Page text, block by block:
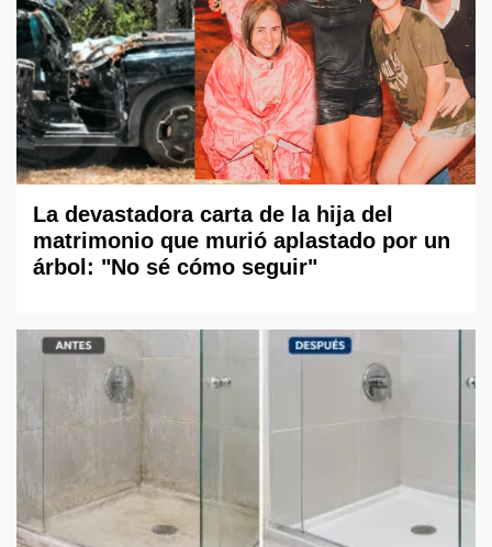
La devastadora carta de la hija del
matrimonio que murió aplastado por un
árbol: "No sé cómo seguir"